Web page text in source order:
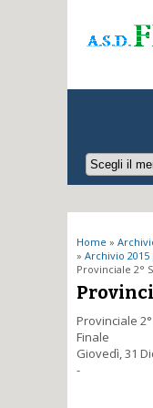
Tu sei
Home »
» Archivio
Provinciale 2°
Provinciale
Finale
Giovedì, 31
-